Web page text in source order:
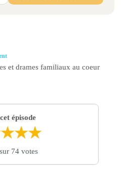
et drames familiaux au coeur
épisode
★★★
74 votes